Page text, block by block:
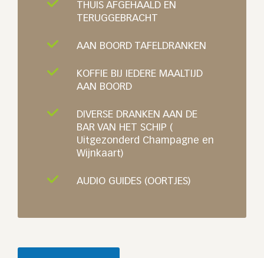
THUIS AFGEHAALD EN
TERUGGEBRACHT
AAN BOORD TAFELDRANKEN
KOFFIE BIJ IEDERE MAALTIJD
AAN BOORD
DIVERSE DRANKEN AAN DE
BAR VAN HET SCHIP (
Uitgezonderd Champagne en
Wijnkaart)
AUDIO GUIDES (OORTJES)